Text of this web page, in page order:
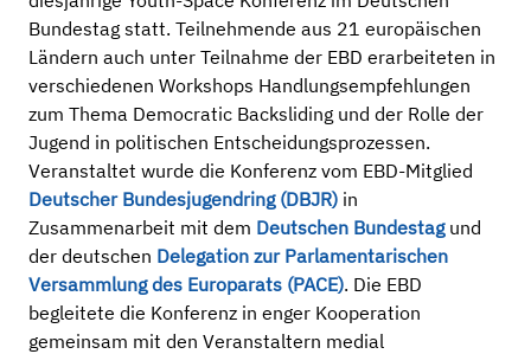
Bundestag statt. Teilnehmende aus 21 europäischen
Ländern auch unter Teilnahme der EBD erarbeiteten in
verschiedenen Workshops Handlungsempfehlungen
zum Thema Democratic Backsliding und der Rolle der
Jugend in politischen Entscheidungsprozessen.
Veranstaltet wurde die Konferenz vom EBD-Mitglied
Deutscher Bundesjugendring (DBJR) in
Zusammenarbeit mit dem Deutschen Bundestagund
der deutschen Delegation zur Parlamentarischen
Versammlung des Europarats (PACE). Die EBD
begleitete die Konferenz in enger Kooperation
gemeinsam mit den Veranstaltern medial